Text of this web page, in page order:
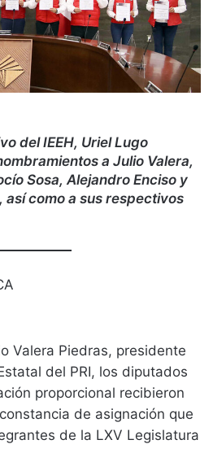
del IEEH, Uriel Lugo
a Julio Valera,
Sosa, Alejandro Enciso y
así como a sus respectivos
Valera Piedras, presidente
del PRI, los diputados
proporcional recibieron
de asignación que
de la LXV Legislatura